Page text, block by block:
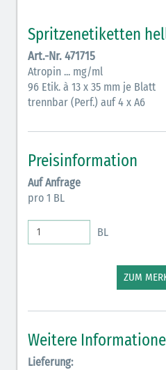
schraffiert)
Anticholinergika (hellgrün)
Cholinergika (hellgrün
Rahmen)
Bronchodilatatoren (blau-
Antikonvulsiva (grau-lila)
Inodilatatoren (rot-grün)
Elektrolyte (grün-pink)
Elektrolyte Kalium (grün-blau)
Spritzenetiketten
Art.-Nr. 471715
Atropin ... mg/ml
96 Etik. à 13 x 35 mm je Blatt
trennbar (Perf.) auf 4 x A6
Preisinformation
Auf Anfrage
pro 1 BL
BL
ZUM
Weitere
Lieferung: